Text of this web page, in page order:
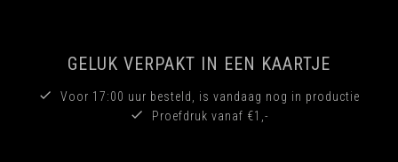
GELUK VERPAKT IN EEN KAARTJE
Voor 17:00 uur besteld, is vandaag nog in productie
Proefdruk vanaf €1,-